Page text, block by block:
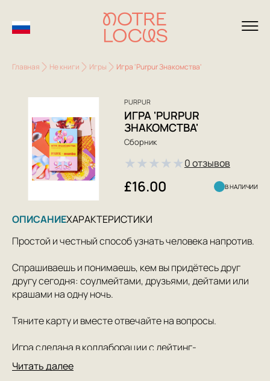
Главная Не книги Игры Игра 'Purpur Знакомства'
PURPUR
ИГРА 'PURPUR
ЗНАКОМСТВА'
Сборник
★★★★★0 отзывов
£16.00 В НАЛИЧИИ
ОПИСАНИЕХАРАКТЕРИСТИКИ
Простой и честный способ узнать человека напротив.
Спрашиваешь и понимаешь, кем вы придётесь друг
другу сегодня: соулмейтами, друзьями, дейтами или
крашами на одну ночь.
Тяните карту и вместе отвечайте на вопросы.
Игра сделана в коллаборации с дейтинг-
приложением Мамба: вместе мы делаем ваши встречи
особенными.
Читать далее